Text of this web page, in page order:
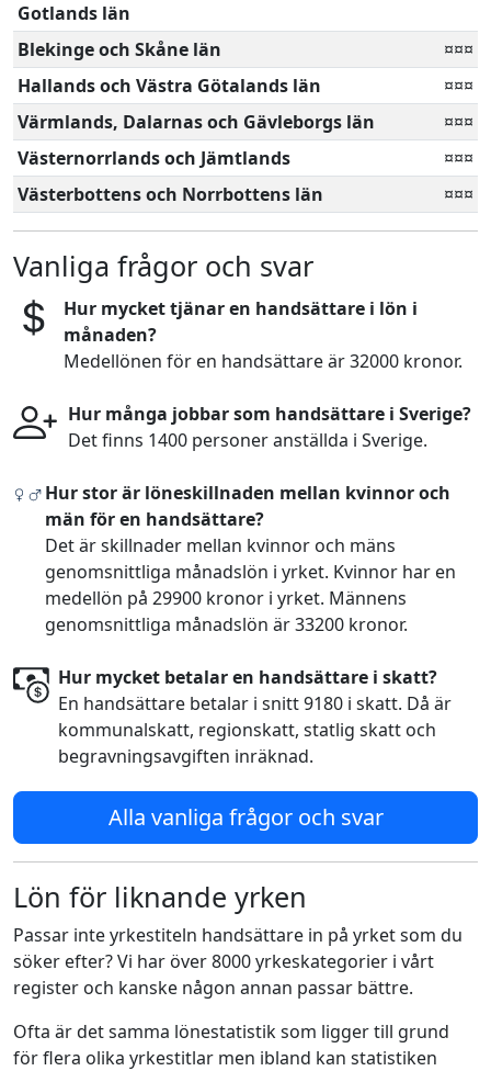
Gotlands län
Blekinge och Skåne län
¤¤¤
Hallands och Västra Götalands län
¤¤¤
Värmlands, Dalarnas och Gävleborgs län
¤¤¤
Västernorrlands och Jämtlands
¤¤¤
Västerbottens och Norrbottens län
¤¤¤
Vanliga frågor och svar
Hur mycket tjänar en handsättare i lön i
månaden?
Medellönen för en handsättare är 32000 kronor.
Hur många jobbar som handsättare i Sverige?
Det finns 1400 personer anställda i Sverige.
Hur stor är löneskillnaden mellan kvinnor och
män för en handsättare?
Det är skillnader mellan kvinnor och mäns
genomsnittliga månadslön i yrket. Kvinnor har en
medellön på 29900 kronor i yrket. Männens
genomsnittliga månadslön är 33200 kronor.
Hur mycket betalar en handsättare i skatt?
En handsättare betalar i snitt 9180 i skatt. Då är
kommunalskatt, regionskatt, statlig skatt och
begravningsavgiften inräknad.
Alla vanliga frågor och svar
Lön för liknande yrken
Passar inte yrkestiteln handsättare in på yrket som du
söker efter? Vi har över 8000 yrkeskategorier i vårt
register och kanske någon annan passar bättre.
Ofta är det samma lönestatistik som ligger till grund
för flera olika yrkestitlar men ibland kan statistiken